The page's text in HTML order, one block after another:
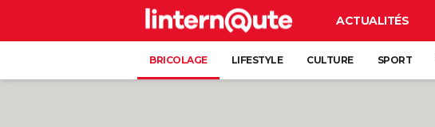
ACTUALITÉS
BRICOLAGE LIFESTYLE CULTURE SPORT